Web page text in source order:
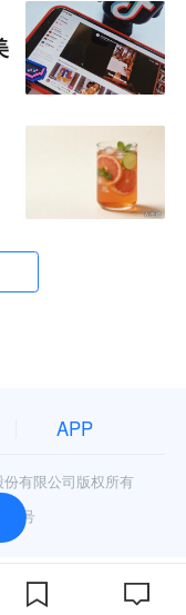
APP
有限公司版权所有
号